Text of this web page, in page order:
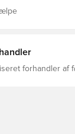
forhandler af